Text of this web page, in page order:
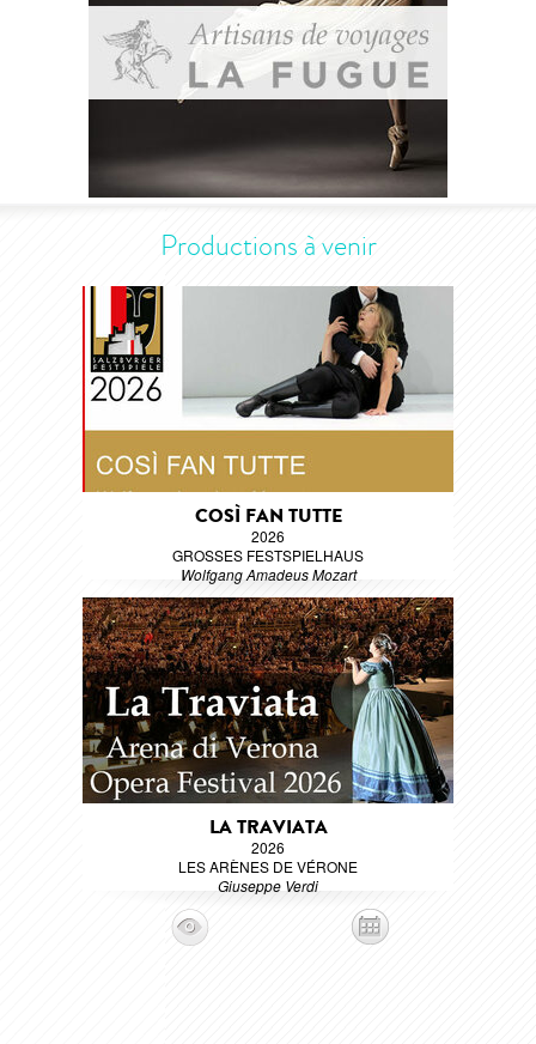
Productions à venir
COSÌ FAN TUTTE
2026
GROSSES FESTSPIELHAUS
Wolfgang Amadeus Mozart
LA TRAVIATA
2026
LES ARÈNES DE VÉRONE
Giuseppe Verdi